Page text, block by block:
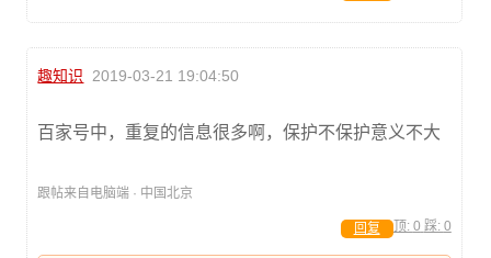
趣知识 2019-03-21 19:04:50
百家号中，重复的信息很多啊，保护不保护意义不大
跟帖来自电脑端 · 中国北京
顶: 0 踩: 0
回复